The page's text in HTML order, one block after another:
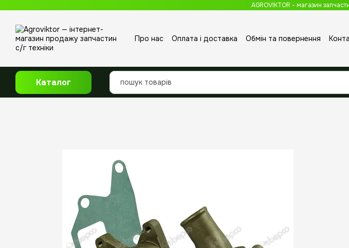
AGROVIKTOR - магазин
Про нас Оплата і доставка Обмін та повернення
Каталог